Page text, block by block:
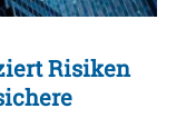
Risiken